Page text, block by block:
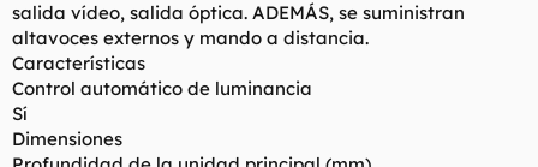
salida vídeo, salida óptica. ADEMÁS, se suministran
altavoces externos y mando a distancia.
Características
Control automático de luminancia
Sí
Dimensiones